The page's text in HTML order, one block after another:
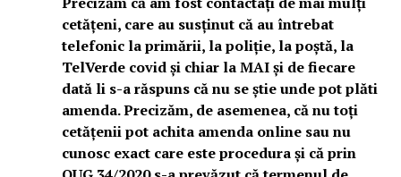
cetățeni, care au susținut că au întrebat
telefonic la primării, la poliție, la poștă, la
TelVerde covid și chiar la MAI și de fiecare
dată li s-a răspuns că nu se știe unde pot plăti
amenda. Precizăm, de asemenea, că nu toți
cetățenii pot achita amenda online sau nu
cunosc exact care este procedura și că prin